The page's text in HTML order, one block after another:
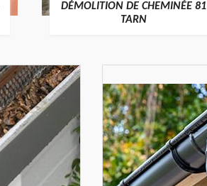
DÉMOLITION DE CHEMINÉE 81
TARN